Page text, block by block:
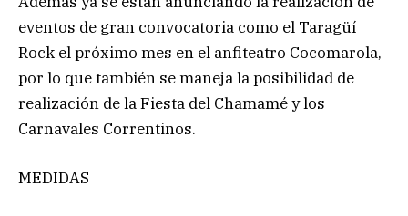
eventos de gran convocatoria como el Taragüí
Rock el próximo mes en el anfiteatro Cocomarola,
por lo que también se maneja la posibilidad de
realización de la Fiesta del Chamamé y los
Carnavales Correntinos.
MEDIDAS